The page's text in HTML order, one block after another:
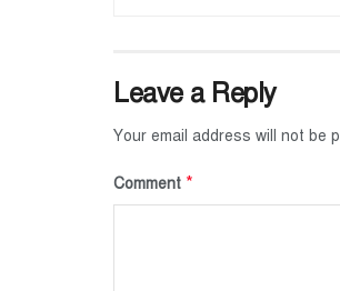
Leave a Reply
Your email address will not be
Comment *